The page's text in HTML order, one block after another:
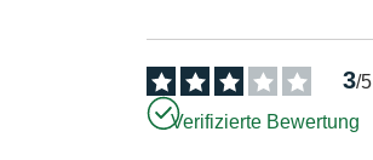
3/5
Verifizierte Bewertung